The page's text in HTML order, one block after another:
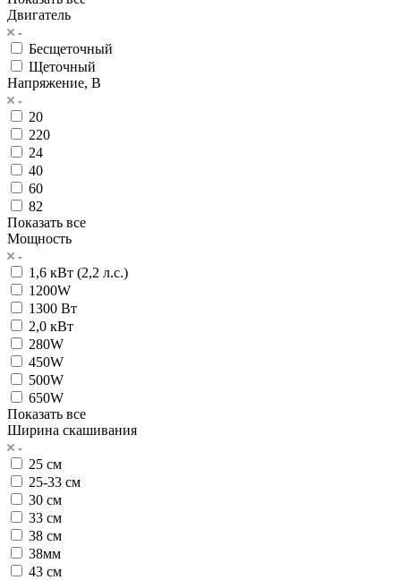
Двигатель
Бесщеточный
Щеточный
Напряжение, В
20
220
24
40
60
82
Показать все
Мощность
1,6 кВт (2,2 л.с.)
1200W
1300 Вт
2,0 кВт
280W
450W
500W
650W
Показать все
Ширина скашивания
25 см
25-33 см
30 см
33 см
38 см
38мм
43 см